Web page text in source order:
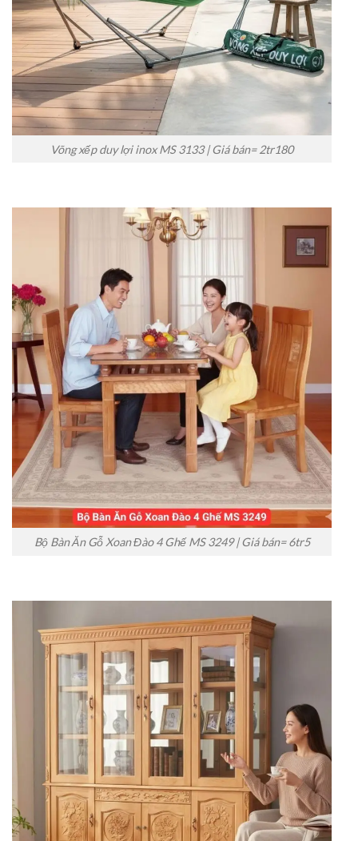
Võng xếp duy lợi inox MS 3133 | Giá bán= 2tr180
Bộ Bàn Ăn Gỗ Xoan Đào 4 Ghế MS 3249 | Giá bán= 6tr5